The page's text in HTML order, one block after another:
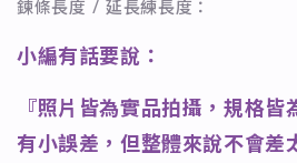
鍊條長度 / 延長練長度：
小編有話要說：
『照片皆為實品拍攝，規格皆
有小誤差，但整體來說不會差